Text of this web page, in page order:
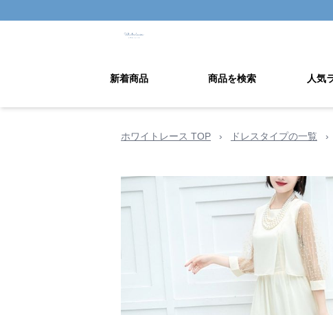
新着商品 商品を検索 人気
ホワイトレース TOP › ドレスタイプの一覧 ›